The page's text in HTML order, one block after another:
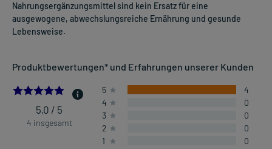
Nahrungsergänzungsmittel sind kein Ersatz für eine
ausgewogene, abwechslungsreiche Ernährung und gesunde
Lebensweise.
Produktbewertungen* und Erfahrungen unserer Kunden
5.0
5,0 / 5
4 insgesamt
5
4
4
0
3
0
2
0
1
0